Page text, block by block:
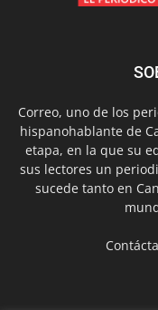
Correo, uno de los
hispanohablante de
etapa, en la que su
sus lectores un
sucede tanto en